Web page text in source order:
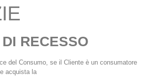
RECESSO
del Consumo, se il Cliente è un consumatore
acquista la